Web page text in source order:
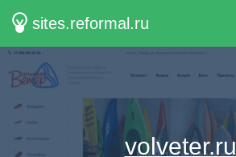
sites.reformal.ru
volveter.ru